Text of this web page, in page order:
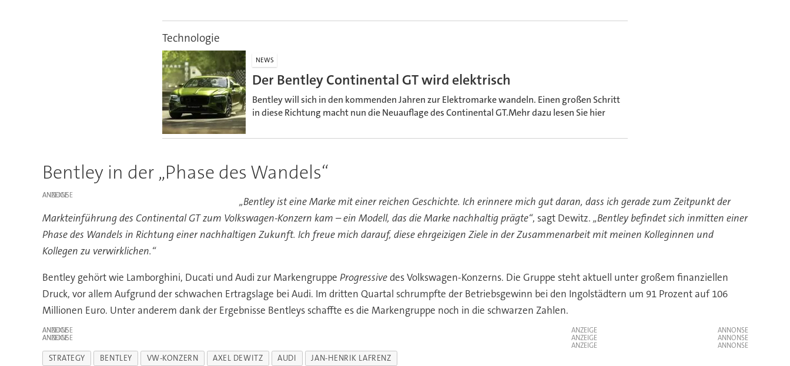
Technologie
NEWS
Der Bentley Continental GT wird elektrisch
Bentley will sich in den kommenden Jahren zur Elektromarke wandeln. Einen großen Schritt
in diese Richtung macht nun die Neuauflage des Continental GT.Mehr dazu lesen Sie hier
Bentley in der „Phase des Wandels“
ANZEIGE
„Bentley ist eine Marke mit einer reichen Geschichte. Ich erinnere mich gut daran, dass ich gerade zum Zeitpunkt der
Markteinführung des Continental GT zum Volkswagen-Konzern kam – ein Modell, das die Marke nachhaltig prägte“, sagt Dewitz. „Bentley befindet sich inmitten einer
Phase des Wandels in Richtung einer nachhaltigen Zukunft. Ich freue mich darauf, diese ehrgeizigen Ziele in der Zusammenarbeit mit meinen Kolleginnen und
Kollegen zu verwirklichen.“
Bentley gehört wie Lamborghini, Ducati und Audi zur Markengruppe Progressivedes Volkswagen-Konzerns. Die Gruppe steht aktuell unter großem finanziellen
Druck, vor allem Aufgrund der schwachen Ertragslage bei Audi. Im dritten Quartal schrumpfte der Betriebsgewinn bei den Ingolstädtern um 91 Prozent auf 106
Millionen Euro. Unter anderem dank der Ergebnisse Bentleys schaffte es die Markengruppe noch in die schwarzen Zahlen.
ANZEIGE
ANZEIGE
ANZEIGE
ANZEIGE
ANZEIGE
STRATEGY BENTLEY VW-KONZERN AXEL DEWITZ AUDI JAN-HENRIK LAFRENZ